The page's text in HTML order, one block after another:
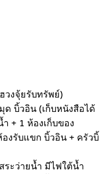
วงจุ้ยรับทรัพย์)
ด บิ้วอิน (เก็บหนังสือได้
+ 1 ห้องเก็บของ
งรับแขก บิ้วอิน + ครัวบิ้
ะว่ายน้ำ มีไฟใต้น้ำ